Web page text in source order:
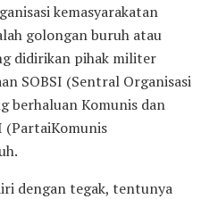
kemasyarakatan
golongan buruh atau
didirikan pihak militer
SOBSI (Sentral Organisasi
berhaluan Komunis dan
(PartaiKomunis
dengan tegak, tentunya